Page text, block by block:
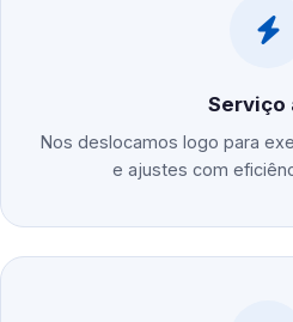
Serviço
Nos deslocamos logo para
e ajustes com